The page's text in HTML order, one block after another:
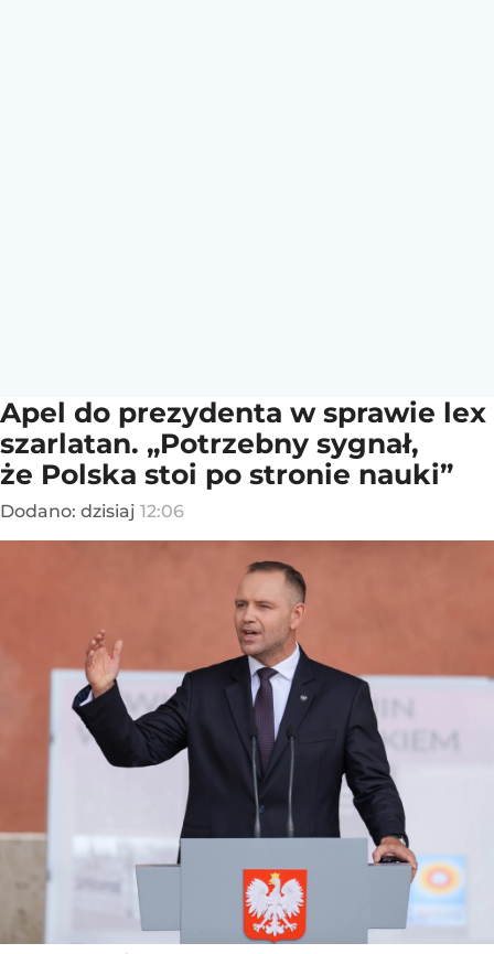
Apel do prezydenta w sprawie lex
szarlatan. „Potrzebny sygnał,
że Polska stoi po stronie nauki”
Dodano: dzisiaj 12:06